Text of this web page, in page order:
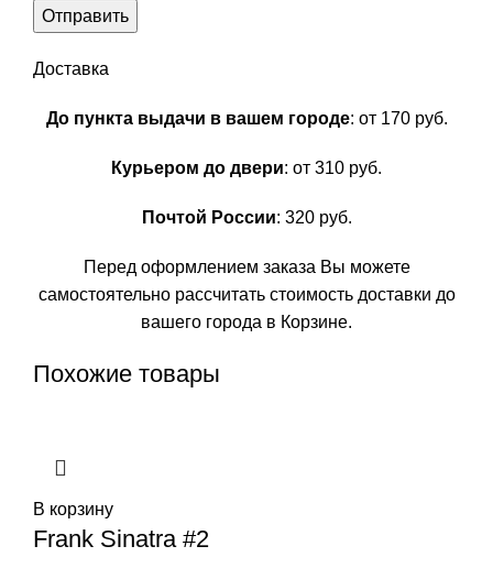
Доставка
До пункта выдачи в вашем городе: от 170 руб.
Курьером до двери: от 310 руб.
Почтой России: 320 руб.
Перед оформлением заказа Вы можете
самостоятельно рассчитать стоимость доставки до
вашего города в Корзине.
Похожие товары
В корзину
Frank Sinatra #2